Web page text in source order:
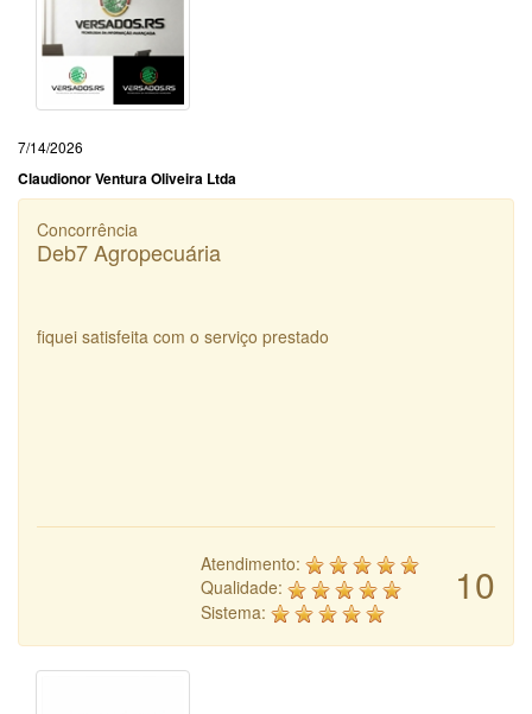
7/14/2026
Claudionor Ventura Oliveira Ltda
Concorrência
Deb7 Agropecuária
fiquei satisfeita com o serviço prestado
10
Atendimento:
Qualidade:
Sistema: